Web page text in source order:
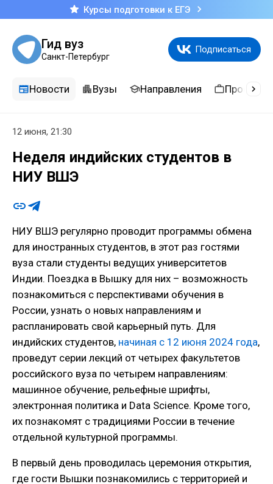
Курсы подготовки к ЕГЭ
Гид вуз
Санкт-Петербург
Подписаться
Новости Вузы Направления
12 июня, 21:30
Неделя индийских студентов в
НИУ ВШЭ
НИУ ВШЭ регулярно проводит программы обмена
для иностранных студентов, в этот раз гостями
вуза стали студенты ведущих университетов
Индии. Поездка в Вышку для них – возможность
познакомиться с перспективами обучения в
России, узнать о новых направлениям и
распланировать свой карьерный путь. Для
индийских студентов, начиная с 12 июня 2024 года,
проведут серии лекций от четырех факультетов
российского вуза по четырем направлениям:
машинное обучение, рельефные шрифты,
электронная политика и Data Science. Кроме того,
их познакомят с традициями России в течение
отдельной культурной программы.
В первый день проводилась церемония открытия,
где гости Вышки познакомились с территорией и